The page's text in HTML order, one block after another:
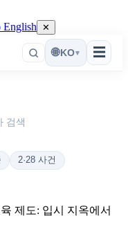
English ✕
☰
🌐KO▾
검색
2·28 사건
제도: 입시 지옥에서